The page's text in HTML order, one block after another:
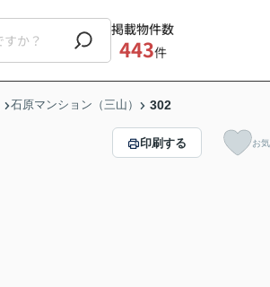
掲載物件数
443件
石原マンション（三山） 302
印刷する お